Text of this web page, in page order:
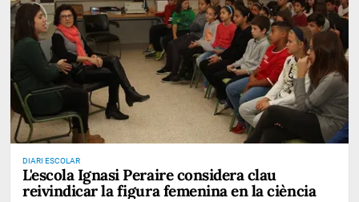
DIARI ESCOLAR
L'escola Ignasi Peraire considera clau
reivindicar la figura femenina en la ciència